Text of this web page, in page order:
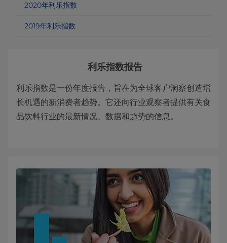
2020年利乐指数
2019年利乐指数
利乐指数报告
利乐指数是一份年度报告，旨在为全球客户洞察创造增
长机遇的新消费者趋势。它还向行业观察者提供有关食
品饮料行业的最新情况、数据和趋势的信息。